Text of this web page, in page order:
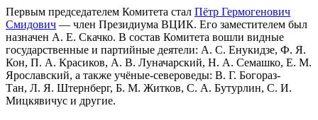
Первым председателем Комитета стал Пётр Гермогенович
Смидович — член Президиума ВЦИК. Его заместителем был
назначен А. Е. Скачко. В состав Комитета вошли видные
государственные и партийные деятели: А. С. Енукидзе, Ф. Я.
Кон, П. А. Красиков, А. В. Луначарский, Н. А. Семашко, Е. М.
Ярославский, а также учёные-североведы: В. Г. Богораз-
Тан, Л. Я. Штернберг, Б. М. Житков, С. А. Бутурлин, С. И.
Мицкявичус и другие.